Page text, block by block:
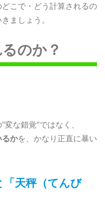
こで・どう計算されるの
ましょう。
のか？
な錯覚”ではなく、
るかを、かなり正直に暴い
天秤（てんび